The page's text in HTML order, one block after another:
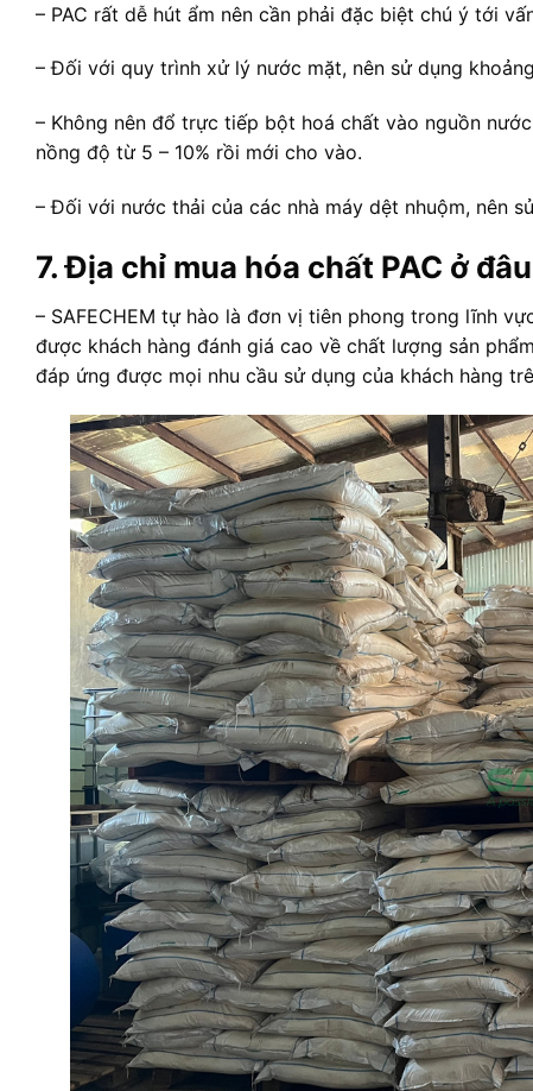
– PAC rất dễ hút ẩm nên cần phải đặc biệt chú ý tới
– Đối với quy trình xử lý nước mặt, nên sử dụng
– Không nên đổ trực tiếp bột hoá chất vào nguồn
nồng độ từ 5 – 10% rồi mới cho vào.
– Đối với nước thải của các nhà máy dệt nhuộm, nên
7. Địa chỉ mua hóa chất PAC ở
– SAFECHEM tự hào là đơn vị tiên phong trong lĩnh
được khách hàng đánh giá cao về chất lượng sản
đáp ứng được mọi nhu cầu sử dụng của khách hàng